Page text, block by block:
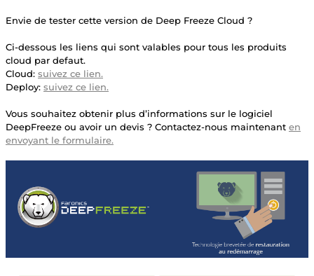
Envie de tester cette version de Deep Freeze Cloud ?
Ci-dessous les liens qui sont valables pour tous les produits
cloud par defaut.
Cloud: suivez ce lien.
Deploy: suivez ce lien.
Vous souhaitez obtenir plus d’informations sur le logiciel
DeepFreeze ou avoir un devis ? Contactez-nous maintenant en
envoyant le formulaire.